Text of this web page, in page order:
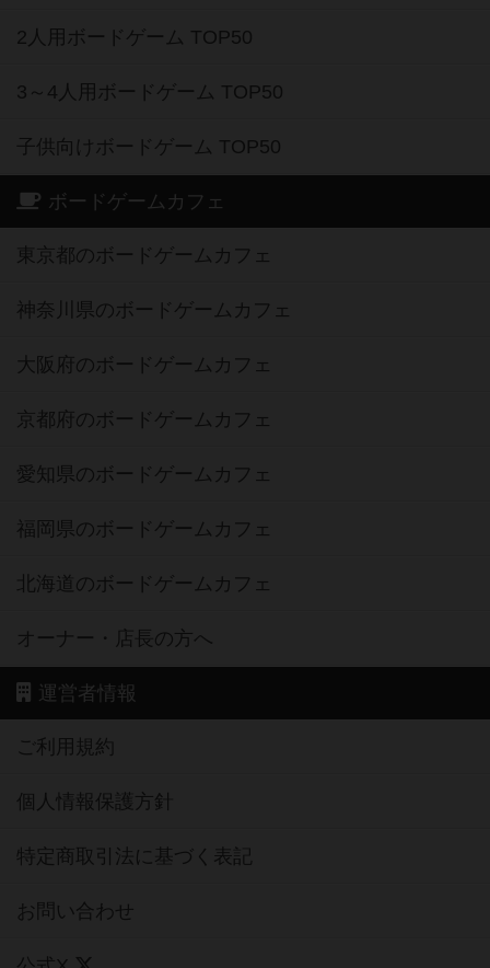
2人用ボードゲーム TOP50
3～4人用ボードゲーム TOP50
子供向けボードゲーム TOP50
ボードゲームカフェ
東京都のボードゲームカフェ
神奈川県のボードゲームカフェ
大阪府のボードゲームカフェ
京都府のボードゲームカフェ
愛知県のボードゲームカフェ
福岡県のボードゲームカフェ
北海道のボードゲームカフェ
オーナー・店長の方へ
運営者情報
ご利用規約
個人情報保護方針
特定商取引法に基づく表記
お問い合わせ